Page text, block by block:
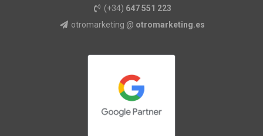
(+34) 647 551 223
otromarketing @ otromarketing.es